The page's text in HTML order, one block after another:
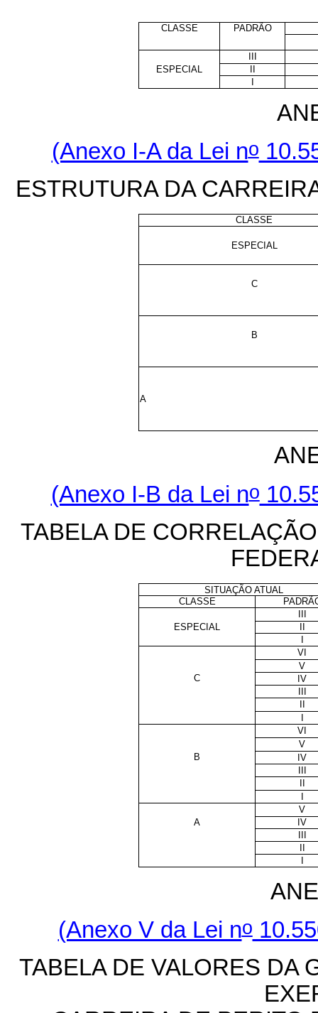
CLASSE PADRÃO
III
ESPECIAL
II
I
(Anexo I-A da Lei no
ESTRUTURA DA
CLASSE
ESPECIAL
C
B
A
(Anexo I-B da Lei no
TABELA DE
SITUAÇÃO ATUAL
CLASSE
III
ESPECIAL
II
I
VI
V
C
IV
III
II
I
VI
V
B
IV
III
II
I
V
A
IV
III
II
I
(Anexo V da Lei no
TABELA DE VALORES DA